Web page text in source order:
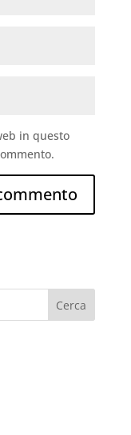
in questo